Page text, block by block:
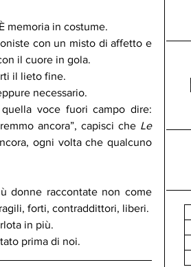
memoria in costume.
con un misto di affetto e
il cuore in gola.
il lieto fine.
necessario.
voce fuori campo dire:
ancora”, capisci che Le
ogni volta che qualcuno
donne raccontate non come
forti, contraddittori, liberi.
in più.
prima di noi.